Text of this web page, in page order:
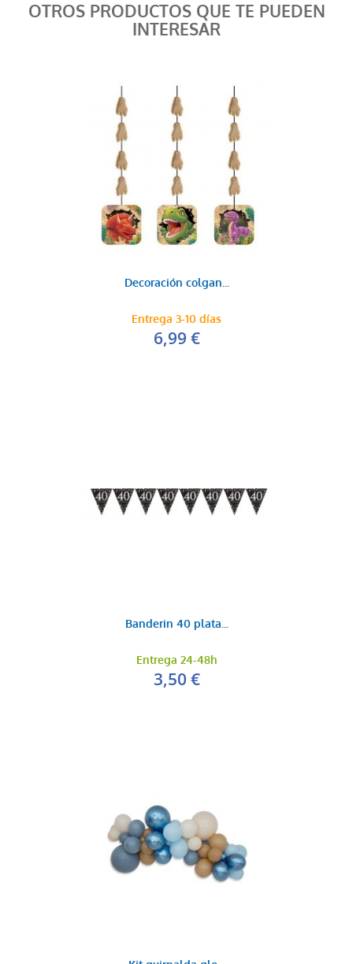
OTROS PRODUCTOS QUE TE PUEDEN
INTERESAR
Decoración colgan...
Entrega 3-10 días
6,99 €
Banderin 40 plata...
Entrega 24-48h
3,50 €